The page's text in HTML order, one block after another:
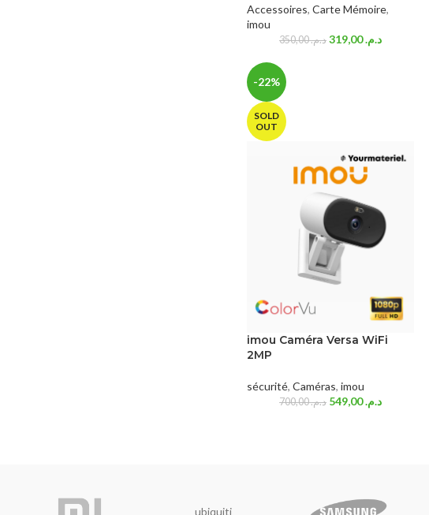
Accessoires, Carte Mémoire,
imou
د.م.350,00 د.م.319,00
-22%
SOLD
OUT
imou Caméra Versa WiFi
2MP
sécurité, Caméras, imou
د.م.700,00 د.م.549,00
ubiquiti